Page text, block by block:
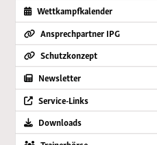
Wettkampfkalender
Ansprechpartner IPG
Schutzkonzept
Newsletter
Service-Links
Downloads